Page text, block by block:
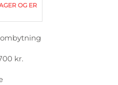
OG ER
kr.